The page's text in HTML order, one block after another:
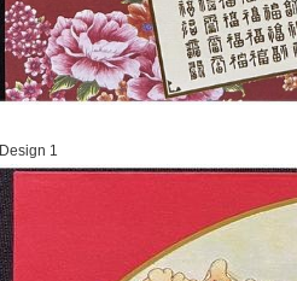
Design 1